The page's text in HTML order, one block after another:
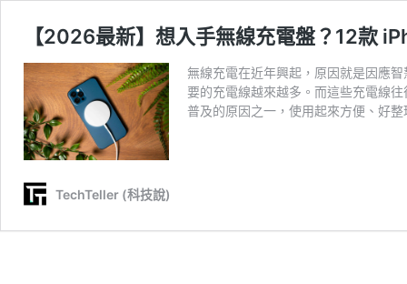
【2026最新】想入手無線充電盤？12款
無線充電在近年興起，原因就是因應
要的充電線越來越多。而這些充電線
普及的原因之一，使用起來方便、好
TechTeller (科技說)